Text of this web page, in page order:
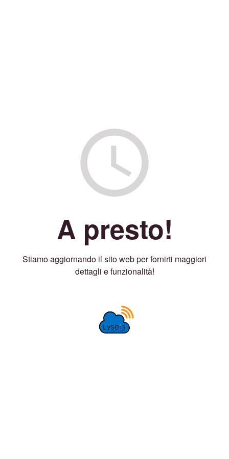
A presto!
Stiamo aggiornando il sito web per fornirti maggiori
dettagli e funzionalità!